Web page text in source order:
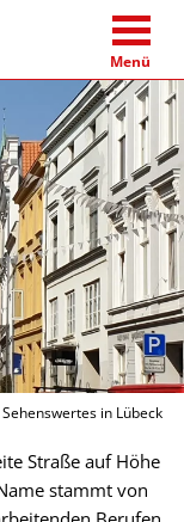
Menü
Sehenswertes in Lübeck
Straße auf Höhe
stammt von